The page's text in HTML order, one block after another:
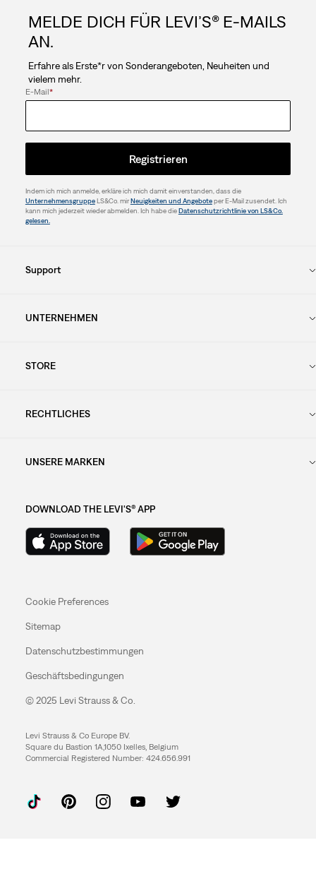
MELDE DICH FÜR LEVI’S® E-MAILS
AN.
Erfahre als Erste*r von Sonderangeboten, Neuheiten und
vielem mehr.
E-Mail*
Registrieren
Indem ich mich anmelde, erkläre ich mich damit einverstanden, dass die
UnternehmensgruppeLS&Co. mirNeuigkeiten und Angeboteper E-Mail zusendet. Ich
kann mich jederzeit wieder abmelden. Ich habe dieDatenschutzrichtlinie von LS&Co.
gelesen.
Support
UNTERNEHMEN
STORE
RECHTLICHES
UNSERE MARKEN
DOWNLOAD THE LEVI'S® APP
Cookie Preferences
Sitemap
Datenschutzbestimmungen
Geschäftsbedingungen
© 2025 Levi Strauss & Co.
Levi Strauss & Co Europe BV.
Square du Bastion 1A,1050 Ixelles, Belgium
Commercial Registered Number: 424.656.991